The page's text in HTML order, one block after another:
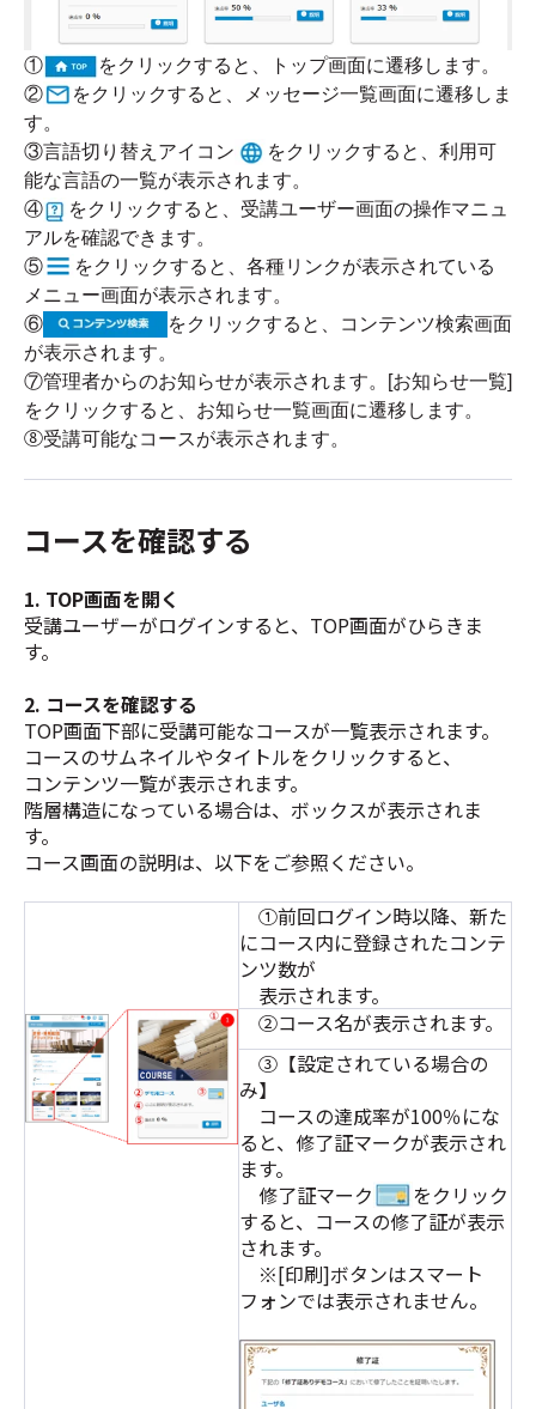
①
をクリックすると、トップ画面に遷移します。
②
をクリックすると、メッセージ一覧画面に遷移しま
す。
③言語切り替えアイコン
をクリックすると、利用可
能な言語の一覧が表示されます。
④
をクリックすると、受講ユーザー画面の操作マニュ
アルを確認できます。
⑤
をクリックすると、各種リンクが表示されている
メニュー画面が表示されます。
⑥
をクリックすると、コンテンツ検索画面
が表示されます。
⑦管理者からのお知らせが表示されます。[お知らせ一覧]
をクリックすると、お知らせ一覧画面に遷移します。
⑧受講可能なコースが表示されます。
コースを確認する
1. TOP画面を開く
受講ユーザーがログインすると、TOP画面がひらきま
す。
2. コースを確認する
TOP画面下部に受講可能なコースが一覧表示されます。
コースのサムネイルやタイトルをクリックすると、
コンテンツ一覧が表示されます。
階層構造になっている場合は、ボックスが表示されま
す。
コース画面の説明は、以下をご参照ください。
①前回ログイン時以降、新た
にコース内に登録されたコンテ
ンツ数が
表示されます。
②コース名が表示されます。
③【設定されている場合の
み】
コースの達成率が100％にな
ると、修了証マークが表示され
ます。
修了証マーク
をクリック
すると、コースの修了証が表示
されます。
※[印刷]ボタンはスマート
フォンでは表示されません。